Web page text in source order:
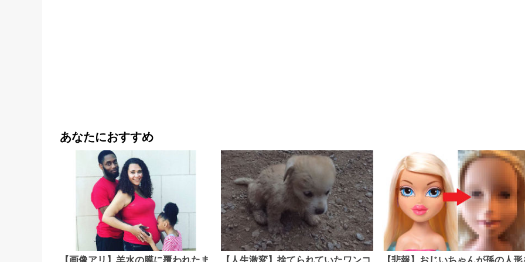
あなたにおすすめ
【画像アリ】羊水の膜に覆われたま 【人生激変】捨てられていたワンコ 【悲報】おじいちゃんが孫の人形